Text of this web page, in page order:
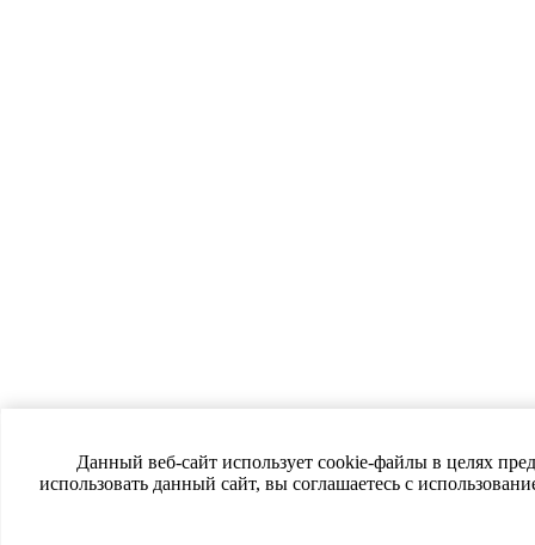
Данный веб-сайт использует cookie-файлы в целях
использовать данный сайт, вы соглашаетесь с